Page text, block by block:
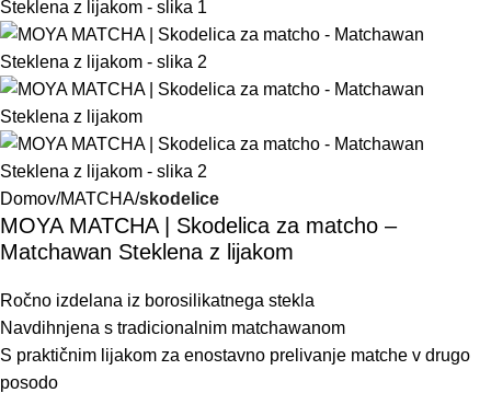
Domov MATCHA skodelice
MOYA MATCHA | Skodelica za matcho –
Matchawan Steklena z lijakom
Ročno izdelana iz borosilikatnega stekla
Navdihnjena s tradicionalnim matchawanom
S praktičnim lijakom za enostavno prelivanje matche v drugo
posodo